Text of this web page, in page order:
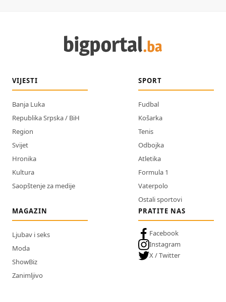
VIJESTI
Banja Luka
Republika Srpska / BiH
Region
Svijet
Hronika
Kultura
Saopštenje za medije
SPORT
Fudbal
Košarka
Tenis
Odbojka
Atletika
Formula 1
Vaterpolo
Ostali sportovi
MAGAZIN
Ljubav i seks
Moda
ShowBiz
Zanimljivo
PRATITE NAS
Facebook
Instagram
X / Twitter